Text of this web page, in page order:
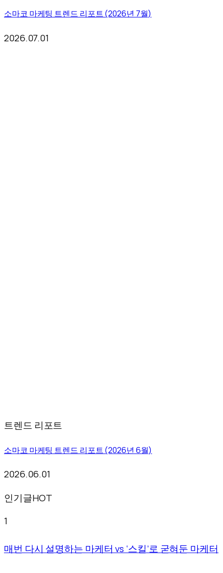
소마코 마케팅 트렌드 리포트 (2026년 7월)
2026.07.01
트렌드 리포트
소마코 마케팅 트렌드 리포트 (2026년 6월)
2026.06.01
인기글HOT
1
매번 다시 설명하는 마케터 vs ‘스킬’로 굳혀둔 마케터